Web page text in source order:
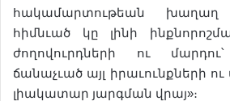
հակամարտութեան խաղաղ
հիմնւած կը լինի
ժողովուրդների ու մարդու՝
ճանաչւած այլ իրաւունքների
լիակատար յարգման վրայ»։